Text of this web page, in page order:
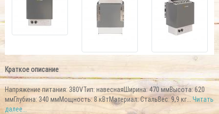
Краткое описание
Напряжение питания: 380VТип: навеснаяШирина: 470 ммВысота: 620
ммГлубина: 340 ммМощность: 8 кВтМатериал: СтальВес: 9,9 кг... Читать
далее...